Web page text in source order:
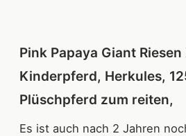
Pink Papaya Giant Riesen
Kinderpferd, Herkules,
Plüschpferd zum reiten,
Es ist auch nach 2 Jahren